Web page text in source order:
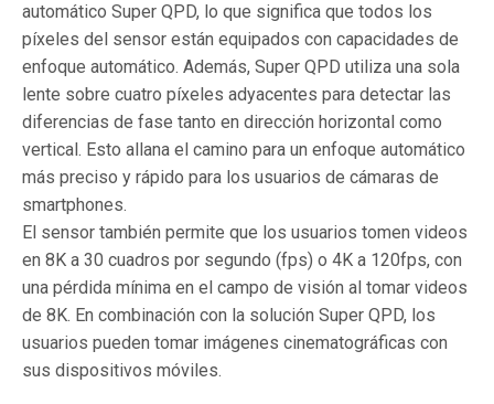
automático Super QPD, lo que significa que todos los
píxeles del sensor están equipados con capacidades de
enfoque automático. Además, Super QPD utiliza una sola
lente sobre cuatro píxeles adyacentes para detectar las
diferencias de fase tanto en dirección horizontal como
vertical. Esto allana el camino para un enfoque automático
más preciso y rápido para los usuarios de cámaras de
smartphones.
El sensor también permite que los usuarios tomen videos
en 8K a 30 cuadros por segundo (fps) o 4K a 120fps, con
una pérdida mínima en el campo de visión al tomar videos
de 8K. En combinación con la solución Super QPD, los
usuarios pueden tomar imágenes cinematográficas con
sus dispositivos móviles.